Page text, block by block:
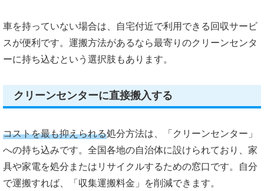
車を持っていない場合は、自宅付近で利用できる回収サービ
スが便利です。運搬方法があるなら最寄りのクリーンセンタ
ーに持ち込むという選択肢もあります。
クリーンセンターに直接搬入する
コストを最も抑えられる処分方法は、「クリーンセンター」
への持ち込みです。全国各地の自治体に設けられており、家
具や家電を処分またはリサイクルするための窓口です。自分
で運搬すれば、「収集運搬料金」を削減できます。